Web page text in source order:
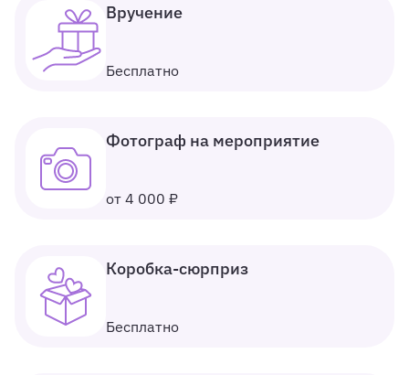
Вручение
Бесплатно
Фотограф на мероприятие
от 4 000 ₽
Коробка-сюрприз
Бесплатно